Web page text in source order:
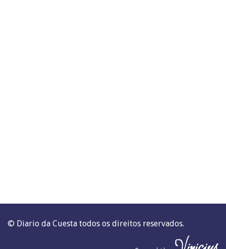
© Diario da Cuesta todos os direitos reservados.